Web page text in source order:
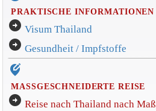
PRAKTISCHE INFORMATIONEN
arrow_circle_right Visum Thailand
arrow_circle_right Gesundheit / Impfstoffe
edit_location_alt
MASSGESCHNEIDERTE REISE
arrow_circle_right Reise nach Thailand nach Maß